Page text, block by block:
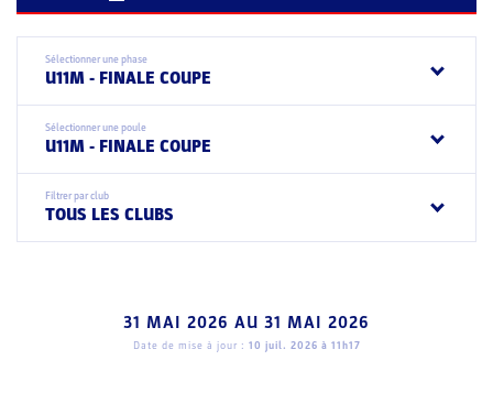
Sélectionner une phase
U11M - FINALE COUPE
Sélectionner une poule
U11M - FINALE COUPE
Filtrer par club
TOUS LES CLUBS
31 MAI 2026 AU 31 MAI 2026
Date de mise à jour : 10 juil. 2026 à 11h17